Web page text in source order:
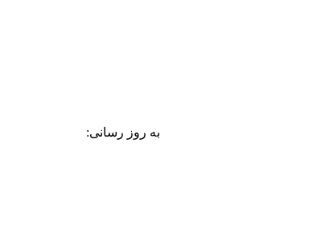
به روز رسانی: